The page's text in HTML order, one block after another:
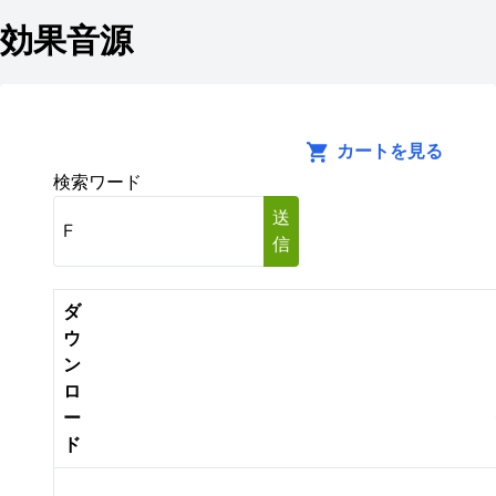
効果音源
カートを見る
検索ワード
送
信
ダ
ウ
ン
ロ
ー
ド